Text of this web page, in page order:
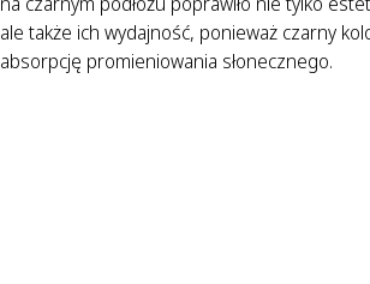
ale także ich wydajność, ponieważ czarny
absorpcję promieniowania słonecznego.